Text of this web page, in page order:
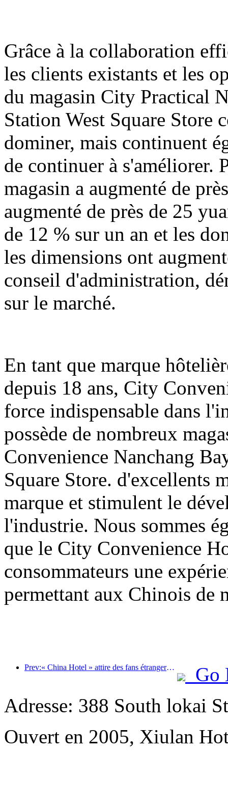
Grâce à la collaboration
les clients existants et les
du magasin City Practical
Station West Square Store
dominer, mais continuent
de continuer à s'améliorer.
magasin a augmenté de
augmenté de près de 25
de 12 % sur un an et les
les dimensions ont
conseil d'administration,
sur le marché.
En tant que marque
depuis 18 ans, City
force indispensable dans
possède de nombreux
Convenience Nanchang
Square Store. d'excellents
marque et stimulent le
l'industrie. Nous sommes
que le City Convenience
consommateurs une
permettant aux Chinois de
Prev:« China Hotel » attire des fans étrangers et Jinjiang Hotel reçoit fréquemment les éloges des clients étrangers
Go
Adresse: 388 South lokai
Ouvert en 2005, Xiulan